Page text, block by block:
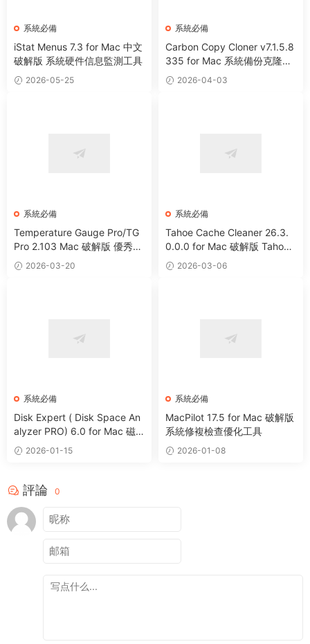
系統必備
iStat Menus 7.3 for Mac 中文
破解版 系統硬件信息監測工具
2026-05-25
系統必備
Carbon Copy Cloner v7.1.5.8
335 for Mac 系統備份克隆遷
移工具
2026-04-03
系統必備
Temperature Gauge Pro/TG
Pro 2.103 Mac 破解版 優秀硬
件溫度監測工具
2026-03-20
系統必備
Tahoe Cache Cleaner 26.3.
0.0.0 for Mac 破解版 Tahoe
系統優化防病毒清理軟件
2026-03-06
系統必備
Disk Expert ( Disk Space An
alyzer PRO) 6.0 for Mac 磁
盤分析管理清理工具
2026-01-15
系統必備
MacPilot 17.5 for Mac 破解版
系統修複檢查優化工具
2026-01-08
評論 0